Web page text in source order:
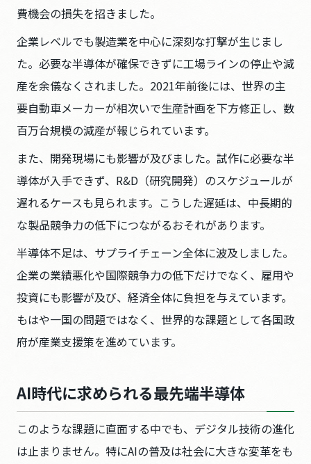
費機会の損失を招きました。
企業レベルでも製造業を中心に深刻な打撃が生じまし
た。必要な半導体が確保できずに工場ラインの停止や減
産を余儀なくされました。2021年前後には、世界の主
要自動車メーカーが相次いで生産計画を下方修正し、数
百万台規模の減産が報じられています。
また、開発現場にも影響が及びました。試作に必要な半
導体が入手できず、R&D（研究開発）のスケジュールが
遅れるケースも見られます。こうした遅延は、中長期的
な製品競争力の低下につながるおそれがあります。
半導体不足は、サプライチェーン全体に波及しました。
企業の業績悪化や国際競争力の低下だけでなく、雇用や
投資にも影響が及び、経済全体に負担を与えています。
もはや一国の問題ではなく、世界的な課題として各国政
府が産業支援策を進めています。
AI時代に求められる最先端半導体
このような課題に直面する中でも、デジタル技術の進化
は止まりません。特にAIの普及は社会に大きな変革をも